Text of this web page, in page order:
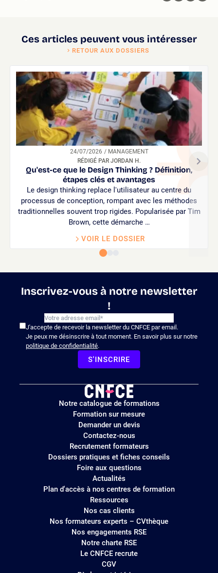
Ces articles peuvent vous intéresser
RETOUR AUX DOSSIERS
24/07/2026
/ MANAGEMENT
RÉDIGÉ PAR JORDAN H.
Qu'est-ce que le Design Thinking ? Définition,
étapes clés et avantages
Le design thinking replace l'utilisateur au centre du
processus de conception, rompant avec les méthodes
traditionnelles souvent trop rigides. Popularisée par Tim
Brown, cette démarche …
VOIR LE DOSSIER
Inscrivez-vous à notre newsletter
!
J'accepte de recevoir la newsletter du CNFCE par email.
Je peux me désinscrire à tout moment. En savoir plus sur notre
politique de confidentialité.
S'INSCRIRE
Logo
site
Notre catalogue de formations
Formation sur mesure
Demander un devis
Contactez-nous
Recrutement formateurs
Dossiers pratiques et fiches conseils
Foire aux questions
Actualités
Plan d'accès à nos centres de formation
Ressources
Nos cas clients
Nos formateurs experts – CVthèque
Nos engagements RSE
Notre charte RSE
Le CNFCE recrute
CGV